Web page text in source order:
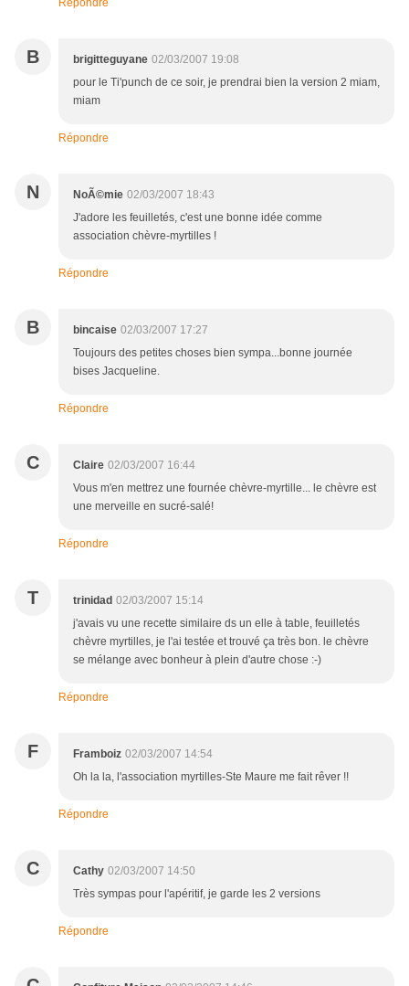
Répondre
B brigitteguyane 02/03/2007 19:08
pour le Ti'punch de ce soir, je prendrai bien la version 2 miam,
miam
Répondre
N NoÃ©mie 02/03/2007 18:43
J'adore les feuilletés, c'est une bonne idée comme
association chèvre-myrtilles !
Répondre
B bincaise 02/03/2007 17:27
Toujours des petites choses bien sympa...bonne journée
bises Jacqueline.
Répondre
C Claire 02/03/2007 16:44
Vous m'en mettrez une fournée chèvre-myrtille... le chèvre est
une merveille en sucré-salé!
Répondre
T trinidad 02/03/2007 15:14
j'avais vu une recette similaire ds un elle à table, feuilletés
chèvre myrtilles, je l'ai testée et trouvé ça très bon. le chèvre
se mélange avec bonheur à plein d'autre chose :-)
Répondre
F Framboiz 02/03/2007 14:54
Oh la la, l'association myrtilles-Ste Maure me fait rêver !!
Répondre
C Cathy 02/03/2007 14:50
Très sympas pour l'apéritif, je garde les 2 versions
Répondre